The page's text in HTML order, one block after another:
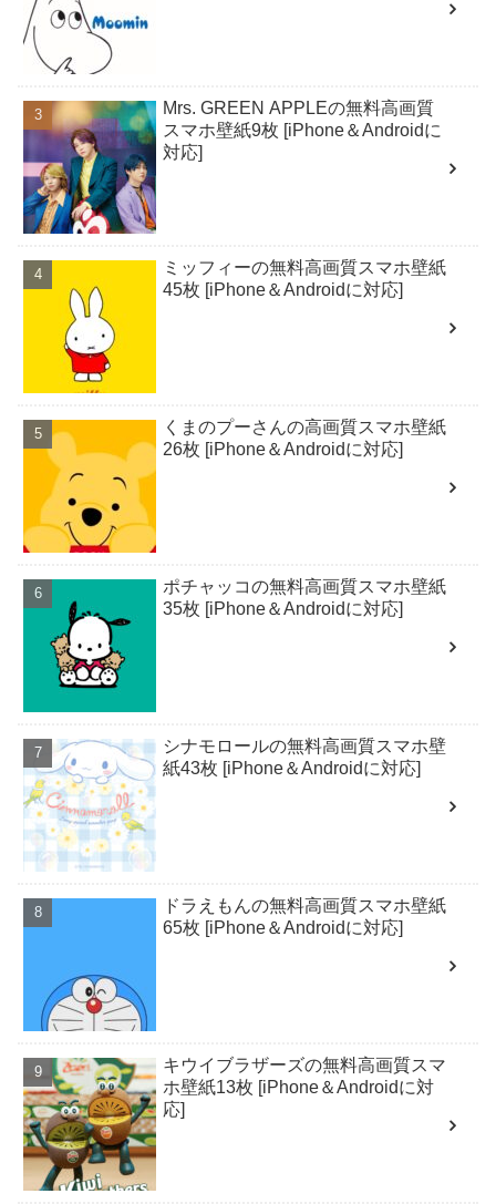
Mrs. GREEN APPLEの無料高画質
スマホ壁紙9枚 [iPhone＆Androidに
対応]
ミッフィーの無料高画質スマホ壁紙
45枚 [iPhone＆Androidに対応]
くまのプーさんの高画質スマホ壁紙
26枚 [iPhone＆Androidに対応]
ポチャッコの無料高画質スマホ壁紙
35枚 [iPhone＆Androidに対応]
シナモロールの無料高画質スマホ壁
紙43枚 [iPhone＆Androidに対応]
ドラえもんの無料高画質スマホ壁紙
65枚 [iPhone＆Androidに対応]
キウイブラザーズの無料高画質スマ
ホ壁紙13枚 [iPhone＆Androidに対
応]